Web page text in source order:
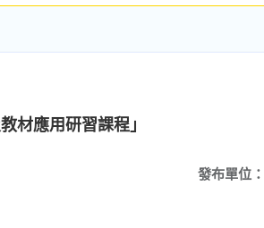
材應用研習課程」
發布單位：